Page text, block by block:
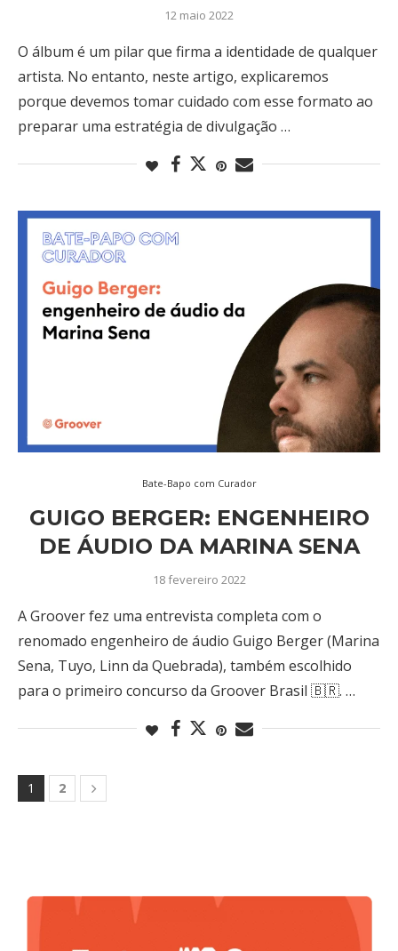
12 maio 2022
O álbum é um pilar que firma a identidade de qualquer
artista. No entanto, neste artigo, explicaremos
porque devemos tomar cuidado com esse formato ao
preparar uma estratégia de divulgação …
Bate-Bapo com Curador
GUIGO BERGER: ENGENHEIRO
DE ÁUDIO DA MARINA SENA
18 fevereiro 2022
A Groover fez uma entrevista completa com o
renomado engenheiro de áudio Guigo Berger (Marina
Sena, Tuyo, Linn da Quebrada), também escolhido
para o primeiro concurso da Groover Brasil 🇧🇷. …
1 2